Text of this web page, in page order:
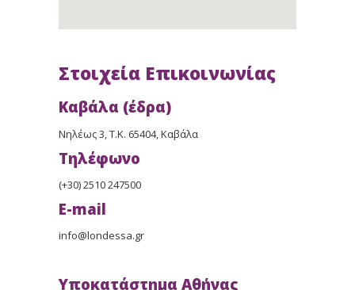
Στοιχεία Επικοινωνίας
Καβάλα (έδρα)
Νηλέως 3, Τ.Κ. 65404, Καβάλα
Τηλέφωνο
(+30) 2510 247500
E-mail
info@londessa.gr
Υποκατάστημα Αθήνας